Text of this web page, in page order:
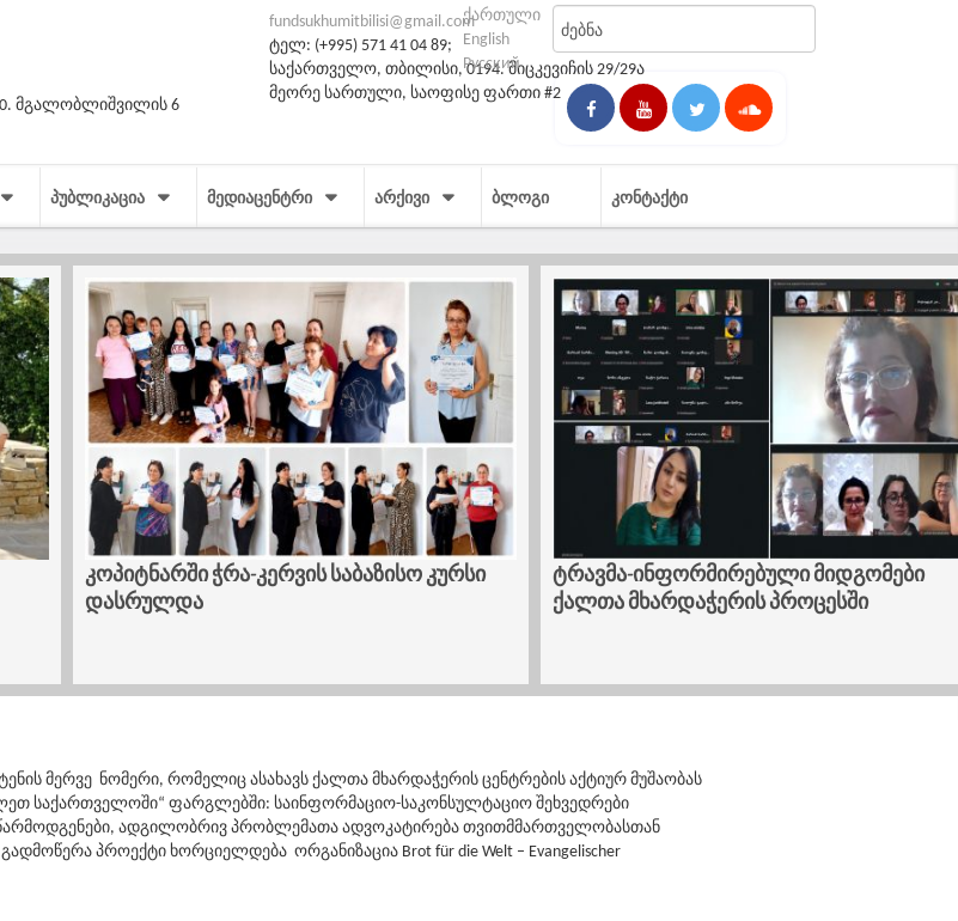
მგალობლიშვილის 6
fundsukhumitbilisi@gmail.com
ტელ: (+995) 571 41 04 89;
საქართველო, თბილისი, 0194. მიცკევიჩის 29/29ა
მეორე სართული, საოფისე ფართი #2
ქართული
English
Русский
ᲞᲣᲑᲚᲘᲙᲐᲪᲘᲐ ᲛᲔᲓᲘᲐᲪᲔᲜᲢᲠᲘ ᲐᲠᲥᲘᲕᲘ ᲑᲚᲝᲒᲘ ᲙᲝᲜᲢᲐᲥᲢᲘ
ტრავმა-ინფორმირებული მიდგომები
ქალთა მხარდაჭერის პროცესში
კოპიტნარში კერვის კურსი დაიწყო
მერვე ნომერი, რომელიც ასახავს ქალთა მხარდაჭერის ცენტრების აქტიურ მუშაობას
საქართველოში“ ფარგლებში: საინფორმაციო-საკონსულტაციო შეხვედრები
ადგილობრივ პრობლემათა ადვოკატირება თვითმმართველობასთან
პროექტი ხორციელდება ორგანიზაცია Brot für die Welt – Evangelischer